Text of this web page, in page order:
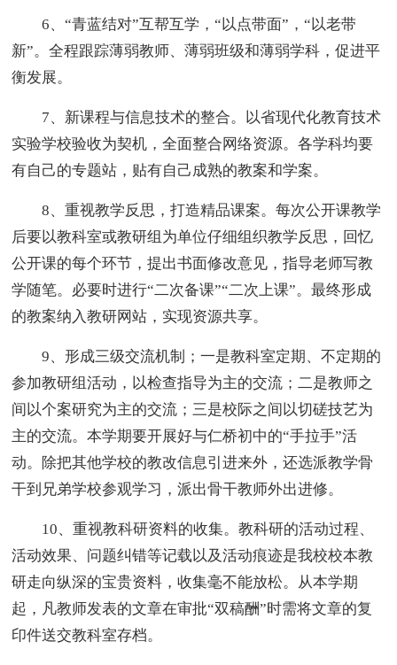
6、“青蓝结对”互帮互学，“以点带面”，“以老带
新”。全程跟踪薄弱教师、薄弱班级和薄弱学科，促进平
衡发展。
7、新课程与信息技术的整合。以省现代化教育技术
实验学校验收为契机，全面整合网络资源。各学科均要
有自己的专题站，贴有自己成熟的教案和学案。
8、重视教学反思，打造精品课案。每次公开课教学
后要以教科室或教研组为单位仔细组织教学反思，回忆
公开课的每个环节，提出书面修改意见，指导老师写教
学随笔。必要时进行“二次备课”“二次上课”。最终形成
的教案纳入教研网站，实现资源共享。
9、形成三级交流机制；一是教科室定期、不定期的
参加教研组活动，以检查指导为主的交流；二是教师之
间以个案研究为主的交流；三是校际之间以切磋技艺为
主的交流。本学期要开展好与仁桥初中的“手拉手”活
动。除把其他学校的教改信息引进来外，还选派教学骨
干到兄弟学校参观学习，派出骨干教师外出进修。
10、重视教科研资料的收集。教科研的活动过程、
活动效果、问题纠错等记载以及活动痕迹是我校校本教
研走向纵深的宝贵资料，收集毫不能放松。从本学期
起，凡教师发表的文章在审批“双稿酬”时需将文章的复
印件送交教科室存档。